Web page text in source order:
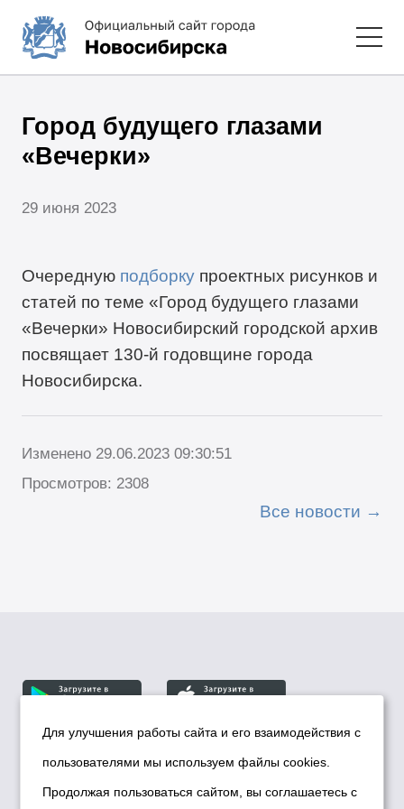
Город будущего глазами
«Вечерки»
29 июня 2023
Очередную подборку проектных рисунков и
статей по теме «Город будущего глазами
«Вечерки» Новосибирский городской архив
посвящает 130-й годовщине города
Новосибирска.
Изменено 29.06.2023 09:30:51
Просмотров: 2308
Все новости
© Департамент информационной политики мэрии
города Новосибирска, 2026
Для улучшения работы сайта и его взаимодействия с
пользователями мы используем файлы cookies.
Продолжая пользоваться сайтом, вы соглашаетесь с